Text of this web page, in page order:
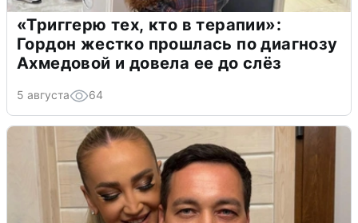
«Триггерю тех, кто в терапии»:
Гордон жестко прошлась по диагнозу
Ахмедовой и довела ее до слёз
5 августа 64